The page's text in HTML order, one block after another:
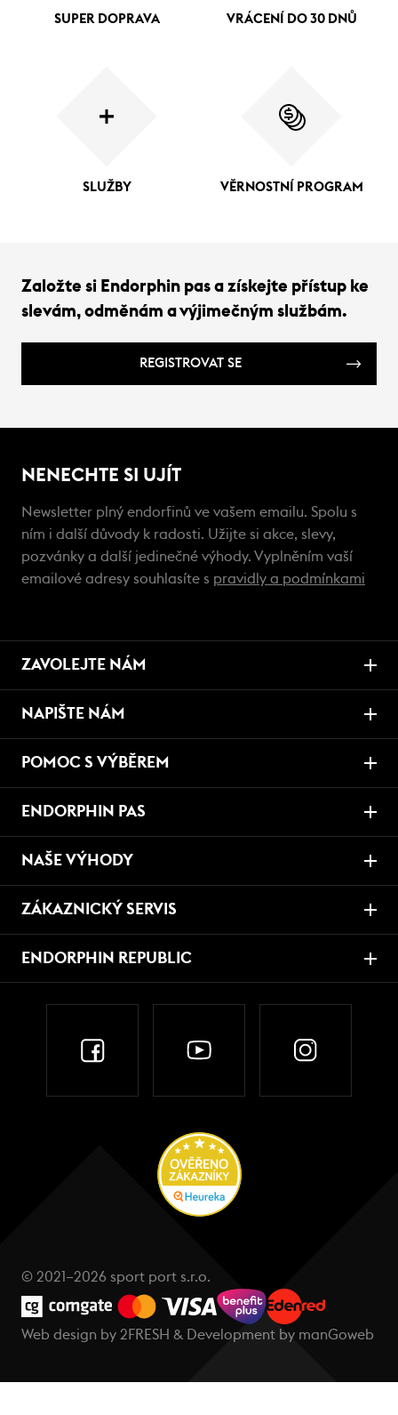
SUPER DOPRAVA VRÁCENÍ DO 30 DNŮ
SLUŽBY VĚRNOSTNÍ PROGRAM
Založte si Endorphin pas a získejte přístup ke
slevám, odměnám a výjimečným službám.
REGISTROVAT SE
NENECHTE SI UJÍT
Newsletter plný endorfinů ve vašem emailu. Spolu s
ním i další důvody k radosti. Užijte si akce, slevy,
pozvánky a další jedinečné výhody. Vyplněním vaší
emailové adresy souhlasíte s pravidly a podmínkami
ZAVOLEJTE NÁM
NAPIŠTE NÁM
POMOC S VÝBĚREM
ENDORPHIN PAS
NAŠE VÝHODY
ZÁKAZNICKÝ SERVIS
ENDORPHIN REPUBLIC
© 2021–2026 sport port s.r.o.
Web design by 2FRESH & Development by manGoweb